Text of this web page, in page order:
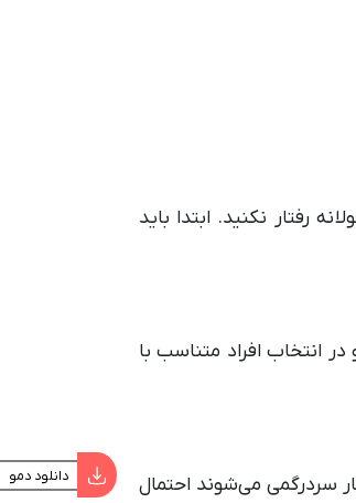
رفتار نکنید. ابتدا باید
انتخاب افراد متناسب با
سردرگمی می‌شوند احتمال
دانلود دمو